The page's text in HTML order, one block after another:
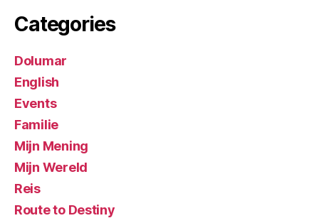
Categories
Dolumar
English
Events
Familie
Mijn Mening
Mijn Wereld
Reis
Route to Destiny